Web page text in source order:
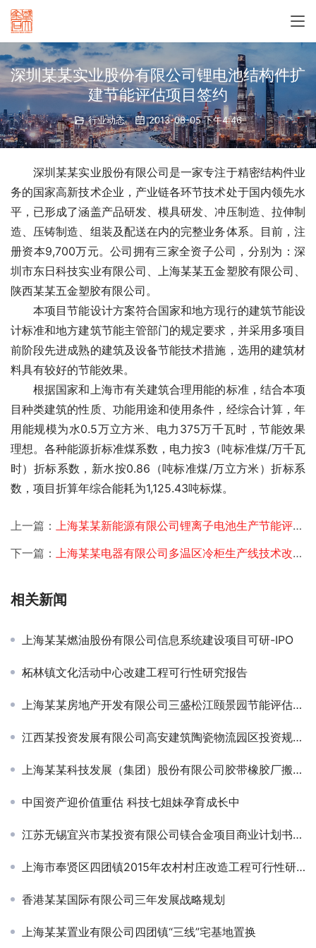
深圳某某实业股份有限公司锂电池结构件扩
建节能评估项目签约
行业动态 2013-08-05 下午4:46
深圳某某实业股份有限公司是一家专注于精密结构件业
务的国家高新技术企业，产业链各环节技术处于国内领先水
平，已形成了涵盖产品研发、模具研发、冲压制造、拉伸制
造、压铸制造、组装及配送在内的完整业务体系。目前，注
册资本9,700万元。公司拥有三家全资子公司，分别为：深
圳市东日科技实业有限公司、上海某某五金塑胶有限公司、
陕西某某五金塑胶有限公司。
本项目节能设计方案符合国家和地方现行的建筑节能设
计标准和地方建筑节能主管部门的规定要求，并采用多项目
前阶段先进成熟的建筑及设备节能技术措施，选用的建筑材
料具有较好的节能效果。
根据国家和上海市有关建筑合理用能的标准，结合本项
目种类建筑的性质、功能用途和使用条件，经综合计算，年
用能规模为水0.5万立方米、电力375万千瓦时，节能效果
理想。各种能源折标准煤系数，电力按3（吨标准煤/万千瓦
时）折标系数，新水按0.86（吨标准煤/万立方米）折标系
数，项目折算年综合能耗为1,125.43吨标煤。
上一篇： 上海某某新能源有限公司锂离子电池生产节能评估项目签约
下一篇： 上海某某电器有限公司多温区冷柜生产线技术改造资金申请项目签约
相关新闻
上海某某燃油股份有限公司信息系统建设项目可研-IPO
柘林镇文化活动中心改建工程可行性研究报告
上海某某房地产开发有限公司三盛松江颐景园节能评估报告
江西某投资发展有限公司高安建筑陶瓷物流园区投资规划项目签约
上海某某科技发展（集团）股份有限公司胶带橡胶厂搬迁节能分析报告项目签约
中国资产迎价值重估 科技七姐妹孕育成长中
江苏无锡宜兴市某投资有限公司镁合金项目商业计划书编制项目签约
上海市奉贤区四团镇2015年农村村庄改造工程可行性研究报告
香港某某国际有限公司三年发展战略规划
上海某某置业有限公司四团镇“三线”宅基地置换